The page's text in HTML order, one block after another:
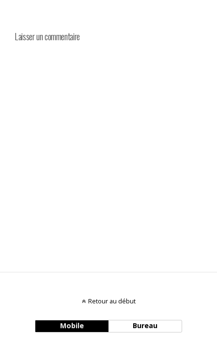
Laisser un commentaire
Retour au début
Mobile Bureau